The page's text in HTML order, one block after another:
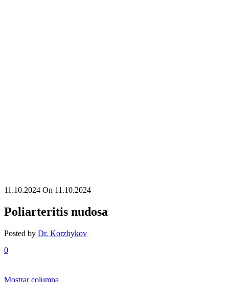
11.10.2024 On 11.10.2024
Poliarteritis nudosa
Posted by Dr. Korzhykov
0
Mostrar columna